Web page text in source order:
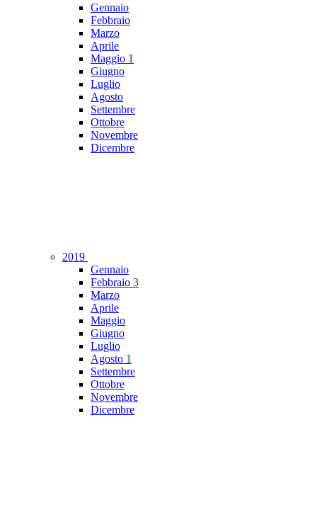
Gennaio
Febbraio
Marzo
Aprile
Maggio 1
Giugno
Luglio
Agosto
Settembre
Ottobre
Novembre
Dicembre
2019
Gennaio
Febbraio 3
Marzo
Aprile
Maggio
Giugno
Luglio
Agosto 1
Settembre
Ottobre
Novembre
Dicembre